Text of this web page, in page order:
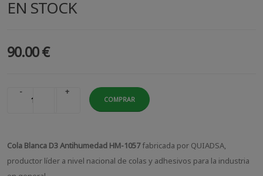
EN STOCK
90.00 €
- +
COMPRAR
Cola Blanca D3 Antihumedad HM-1057fabricada por QUIADSA,
productor líder a nivel nacional de colas y adhesivos para la industria